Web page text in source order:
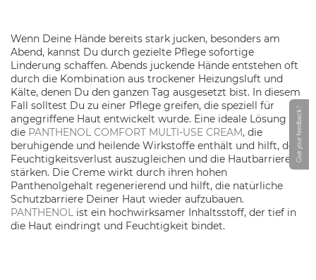
Wenn Deine Hände bereits stark jucken, besonders am
Abend, kannst Du durch gezielte Pflege sofortige
Linderung schaffen. Abends juckende Hände entstehen oft
durch die Kombination aus trockener Heizungsluft und
Kälte, denen Du den ganzen Tag ausgesetzt bist. In diesem
Fall solltest Du zu einer Pflege greifen, die speziell für
angegriffene Haut entwickelt wurde. Eine ideale Lösung ist
die PANTHENOL COMFORT MULTI-USE CREAM, die
beruhigende und heilende Wirkstoffe enthält und hilft, den
Feuchtigkeitsverlust auszugleichen und die Hautbarriere zu
stärken. Die Creme wirkt durch ihren hohen
Panthenolgehalt regenerierend und hilft, die natürliche
Schutzbarriere Deiner Haut wieder aufzubauen.
PANTHENOL ist ein hochwirksamer Inhaltsstoff, der tief in
die Haut eindringt und Feuchtigkeit bindet.
Give your feedback !